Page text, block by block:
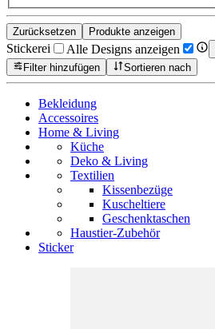
Zurücksetzen Produkte anzeigen
Stickerei Alle Designs anzeigen
Filter hinzufügen
Sortieren nach
Bekleidung
Accessoires
Home & Living
Küche
Deko & Living
Textilien
Kissenbezüge
Kuscheltiere
Geschenktaschen
Haustier-Zubehör
Sticker